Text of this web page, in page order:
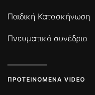
Παιδική Κατασκήνωση
Πνευματικό συνέδριο
ΠΡΟΤΕΙΝΌΜΕΝΑ VIDEO